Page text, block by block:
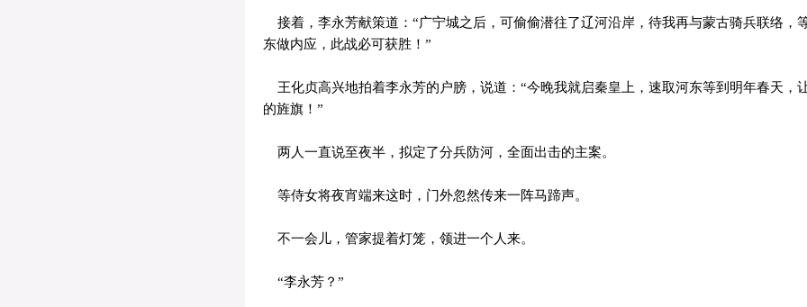
接着，李永芳献策道：“广宁城之后，可偷偷潜往了辽河沿岸，待我再与蒙古骑兵联络，
东做内应，此战必可获胜！”
王化贞高兴地拍着李永芳的户膀，说道：“今晚我就启秦皇上，速取河东等到明年春天，
的旌旗！”
两人一直说至夜半，拟定了分兵防河，全面出击的主案。
等侍女将夜宵端来这时，门外忽然传来一阵马蹄声。
不一会儿，管家提着灯笼，领进一个人来。
“李永芳？”